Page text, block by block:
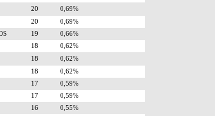
20
0,69%
20
0,69%
19
0,66%
18
0,62%
18
0,62%
18
0,62%
17
0,59%
17
0,59%
16
0,55%